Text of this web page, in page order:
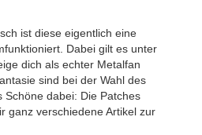
ist diese eigentlich eine
Dabei gilt es unter
dich als echter Metalfan
sind bei der Wahl des
dabei: Die Patches
ganz verschiedene Artikel zur